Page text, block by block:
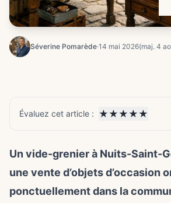
Séverine Pomarède·14 mai 2026(maj. 4
Évaluez cet article : ★ ★ ★ ★ ★
Un vide-grenier à Nuits-Saint-
une vente d’objets d’occasion
ponctuellement dans la